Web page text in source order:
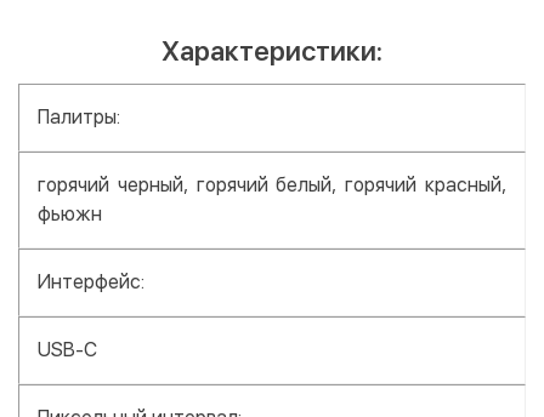
Характеристики:
Палитры:
горячий черный, горячий белый, горячий красный,
фьюжн
Интерфейс:
USB-C